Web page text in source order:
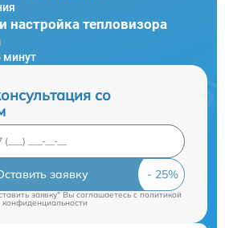
настройка тепловизора
минут
со
заявку
заявку" Вы соглашаетесь cполитикой
конфиденциальности